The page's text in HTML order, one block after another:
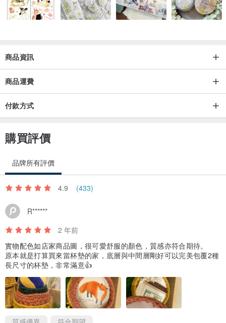
商品資訊
商品運費
付款方式
購買評價
品牌所有評價
4.9 (433)
R******
2 年前
實物配色如店家商品圖，很可愛舒服的顏色，質感亦符合期待。
原本就是打算買來當杯墊的家，底層與中間層剛好可以完美包覆2種
長尺寸的杯墊，非常滿意👍